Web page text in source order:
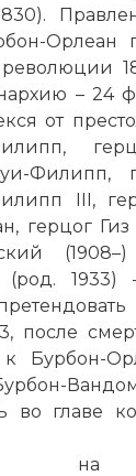
Орлеан
– 24
от
III,
герцог Гиз
(род.
после
к Бурбон-
во главе
на